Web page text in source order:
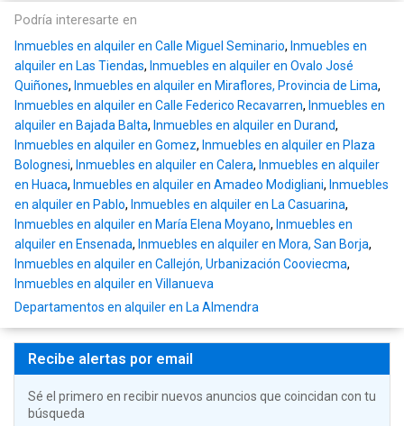
Podría interesarte en
Inmuebles en alquiler en Calle Miguel Seminario, Inmuebles en
alquiler en Las Tiendas, Inmuebles en alquiler en Ovalo José
Quiñones, Inmuebles en alquiler en Miraflores, Provincia de Lima,
Inmuebles en alquiler en Calle Federico Recavarren, Inmuebles en
alquiler en Bajada Balta, Inmuebles en alquiler en Durand,
Inmuebles en alquiler en Gomez, Inmuebles en alquiler en Plaza
Bolognesi, Inmuebles en alquiler en Calera, Inmuebles en alquiler
en Huaca, Inmuebles en alquiler en Amadeo Modigliani, Inmuebles
en alquiler en Pablo, Inmuebles en alquiler en La Casuarina,
Inmuebles en alquiler en María Elena Moyano, Inmuebles en
alquiler en Ensenada, Inmuebles en alquiler en Mora, San Borja,
Inmuebles en alquiler en Callejón, Urbanización Cooviecma,
Inmuebles en alquiler en Villanueva
Departamentos en alquiler en La Almendra
Recibe alertas por email
Sé el primero en recibir nuevos anuncios que coincidan con tu
búsqueda